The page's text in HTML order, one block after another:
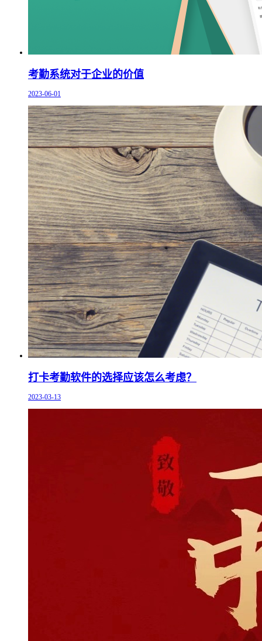
考勤系统对于企业的价值
2023-06-01
打卡考勤软件的选择应该怎么考虑？
2023-03-13